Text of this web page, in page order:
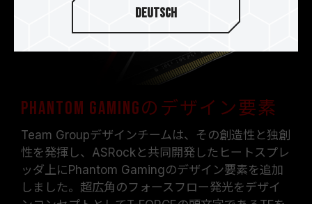
Phantom Gamingのデザイン要素
Team Groupデザインチームは、その創造性と独創
性を発揮し、ASRockと共同開発したヒートスプレ
ッダ上にPhantom Gamingのデザイン要素を追加
しました。超広角のフォースフロー発光をデザイ
Deutsch